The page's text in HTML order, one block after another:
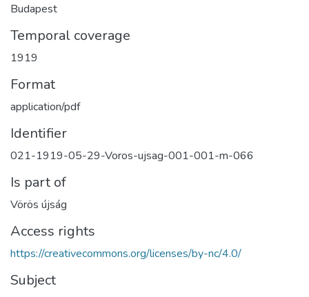
Budapest
Temporal coverage
1919
Format
application/pdf
Identifier
021-1919-05-29-Voros-ujsag-001-001-m-066
Is part of
Vörös újság
Access rights
https://creativecommons.org/licenses/by-nc/4.0/
Subject